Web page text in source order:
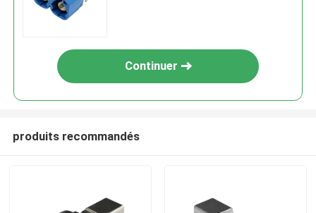
Continuer
produits recommandés